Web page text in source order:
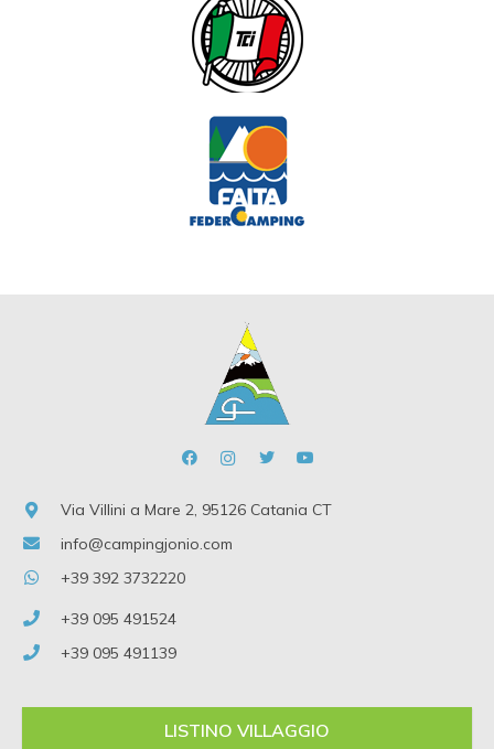
Via Villini a Mare 2, 95126 Catania CT
info@campingjonio.com
+39 392 3732220
+39 095 491524
+39 095 491139
LISTINO VILLAGGIO